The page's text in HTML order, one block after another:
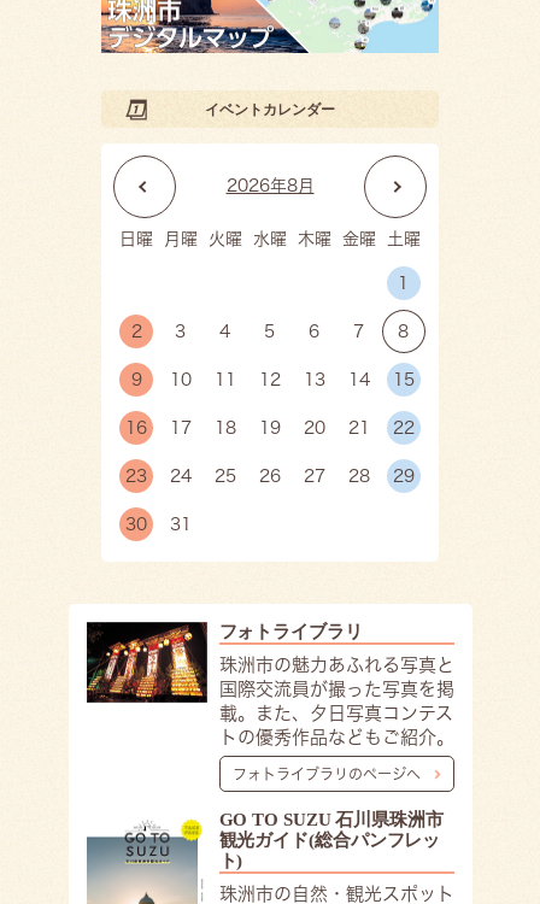
イベントカレンダー
前
月
2026年8月
次
月
日曜 月曜 火曜 水曜 木曜 金曜 土曜
2 3 4 5 6 7 8
9 10 12 13 14 15
16 17 18 19 20 21 22
23 24 25 26 27 28 29
30 31
フォトライブラリ
珠洲市の魅力あふれる写真と
国際交流員が撮った写真を掲
載。また、夕日写真コンテス
トの優秀作品などもご紹介。
フォトライブラリのページへ
GO TO SUZU 石川県珠洲市
観光ガイド(総合パンフレッ
ト)
珠洲市の自然・観光スポット